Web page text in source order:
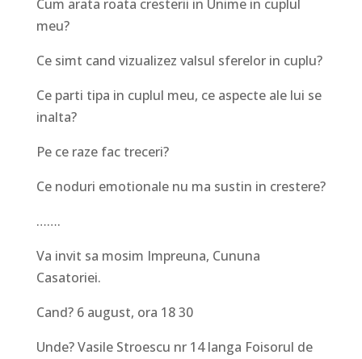
Cum arata roata cresterii in Unime in cuplul
meu?
Ce simt cand vizualizez valsul sferelor in cuplu?
Ce parti tipa in cuplul meu, ce aspecte ale lui se
inalta?
Pe ce raze fac treceri?
Ce noduri emotionale nu ma sustin in crestere?
…….
Va invit sa mosim Impreuna, Cununa
Casatoriei.
Cand? 6 august, ora 18 30
Unde? Vasile Stroescu nr 14 langa Foisorul de